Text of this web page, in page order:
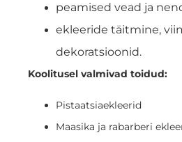
peamised vead ja
ekleeride täitmine,
dekoratsioonid.
Koolitusel valmivad toidud:
Pistaatsiaekleerid
Maasika ja rabarberi